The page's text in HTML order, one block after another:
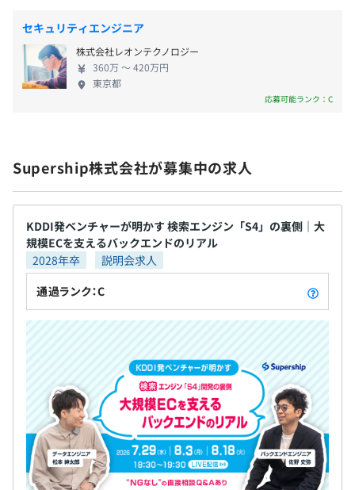
アジャイル
Docker、Terraform、Ansible、Kubernetes、Amazon
ECS
入・雇用保険・労災保険）
3カ月
しながら、チームでより良いものを作っていこうと
いう文化があります。 ■社風・制度について ・多
くの社員の入社理由に「人」が入ってくるほど、
「人」を強みとした会社です！ ・リモートワークや
セキュリティエンジニア
株式会社レオンテクノロジー
360万 〜 420万円
東京都
応募可能ランク：C
Supership株式会社が募集中の求人
KDDI発ベンチャーが明かす 検索エンジン「S4」の裏側｜大
規模ECを支えるバックエンドのリアル
2028年卒
説明会求人
通過ランク：C